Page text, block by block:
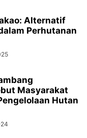
Alternatif
Perhutanan
Masyarakat
Hutan